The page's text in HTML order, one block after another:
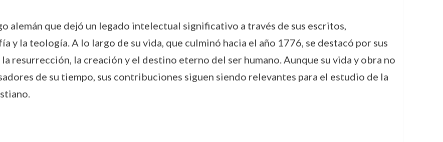
alemán que dejó un legado intelectual significativo a través de sus escritos,
y la teología. A lo largo de su vida, que culminó hacia el año 1776, se destacó por sus
resurrección, la creación y el destino eterno del ser humano. Aunque su vida y obra no
de su tiempo, sus contribuciones siguen siendo relevantes para el estudio de la